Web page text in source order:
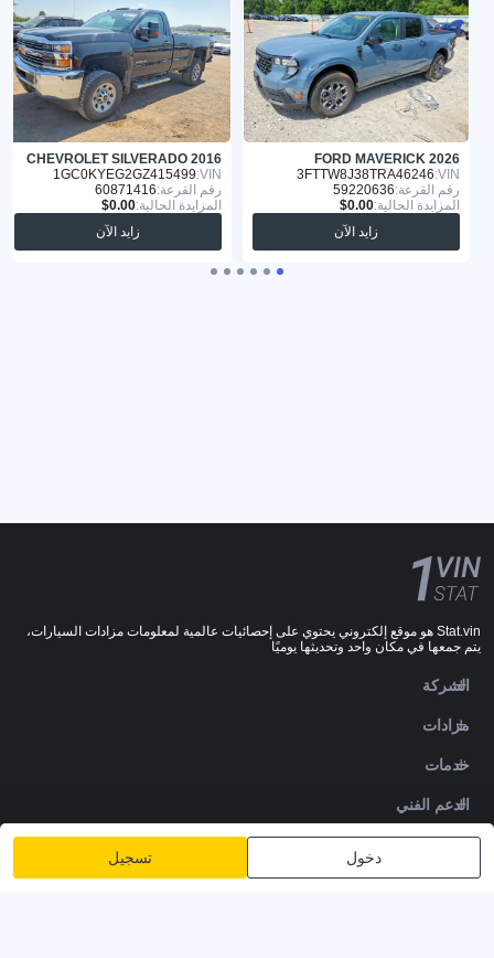
FORD MAVERICK 2026
VIN:
3FTTW8J38TRA46246
رقم القرعة:59220636
المزايدة الحالية:
زايد الآن
CHEVROLET SILVERADO 2016
VIN:
1GC0KYEG2GZ415499
رقم القرعة:60871416
المزايدة الحالية:
زايد الآن
دخول تسجيل
Stat.vin هو موقع إلكتروني يحتوي على إحصائيات عالمية لمعلومات مزادات السيارات،
يتم جمعها في مكان واحد وتحديثها يوميًا
الشركة
مزادات
خدمات
الدعم الفني
تابعنا